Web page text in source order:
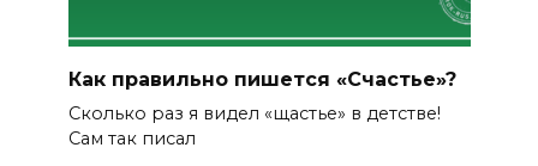
Как правильно пишется «Счастье»?
Сколько раз я видел «щастье» в детстве!
Сам так писал